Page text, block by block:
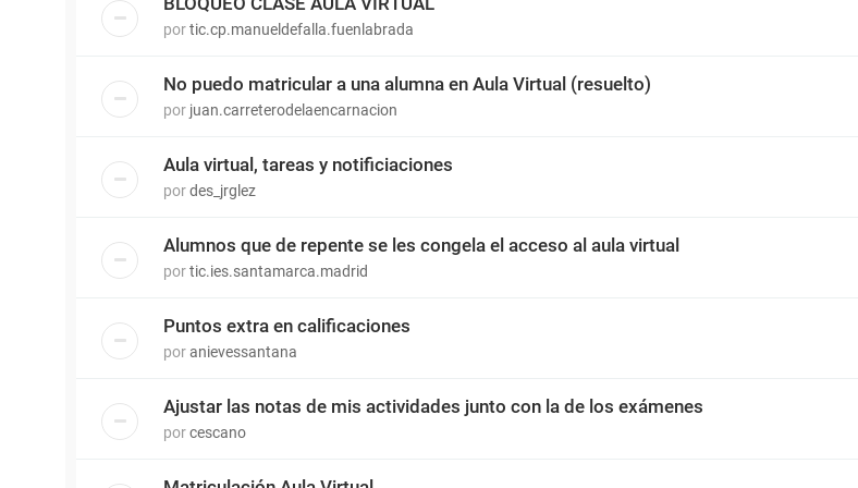
portic.cp.manueldefalla.fuenlabrada
No puedo matricular a una alumna en Aula Virtual (resuelto)
por juan.carreterodelaencarnacion
Aula virtual, tareas y notificiaciones
pordes_jrglez
Alumnos que de repente se les congela el acceso al aula virtual
portic.ies.santamarca.madrid
Puntos extra en calificaciones
poranievessantana
Ajustar las notas de mis actividades junto con la de los exámenes
porcescano